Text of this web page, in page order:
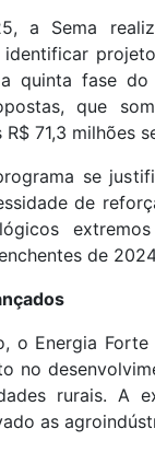
a Sema
quinta fase do
que
R$ 71,3 milhões
se
de
de
o Energia
no
rurais. A
as